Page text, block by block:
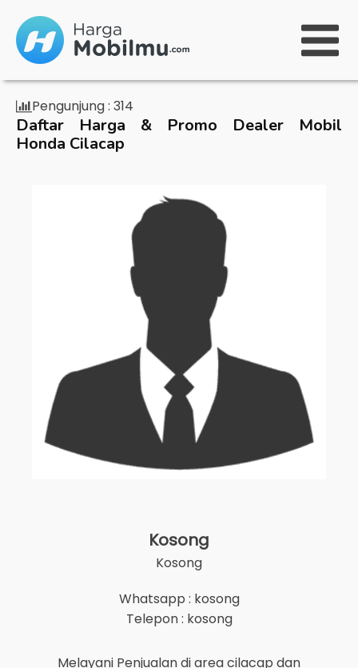
Pengunjung : 314
Daftar Harga & Promo Dealer Mobil
Honda Cilacap
Kosong
Kosong
Whatsapp : kosong
Telepon : kosong
Melayani Penjualan di areacilacap dan